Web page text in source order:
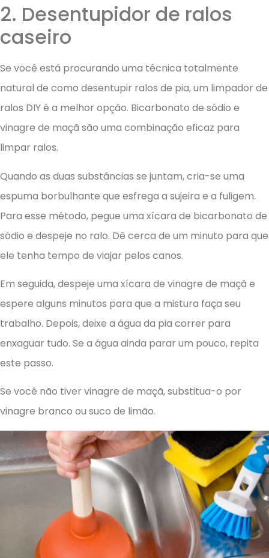
2. Desentupidor de ralos
caseiro
Se você está procurando uma técnica totalmente
natural de como desentupir ralos de pia, um limpador de
ralos DIY é a melhor opção. Bicarbonato de sódio e
vinagre de maçã são uma combinação eficaz para
limpar ralos.
Quando as duas substâncias se juntam, cria-se uma
espuma borbulhante que esfrega a sujeira e a fuligem.
Para esse método, pegue uma xícara de bicarbonato de
sódio e despeje no ralo. Dê cerca de um minuto para que
ele tenha tempo de viajar pelos canos.
Em seguida, despeje uma xícara de vinagre de maçã e
espere alguns minutos para que a mistura faça seu
trabalho. Depois, deixe a água da pia correr para
enxaguar tudo. Se a água ainda parar um pouco, repita
este passo.
Se você não tiver vinagre de maçã, substitua-o por
vinagre branco ou suco de limão.